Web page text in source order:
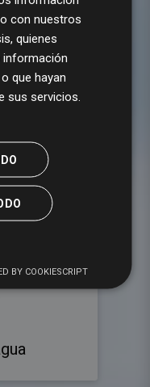
con nuestros
quienes
información
que hayan
sus servicios.
BY COOKIESCRIPT